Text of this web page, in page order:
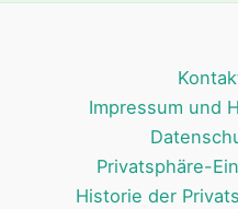
Impressum und
Privatsphäre-
Historie der